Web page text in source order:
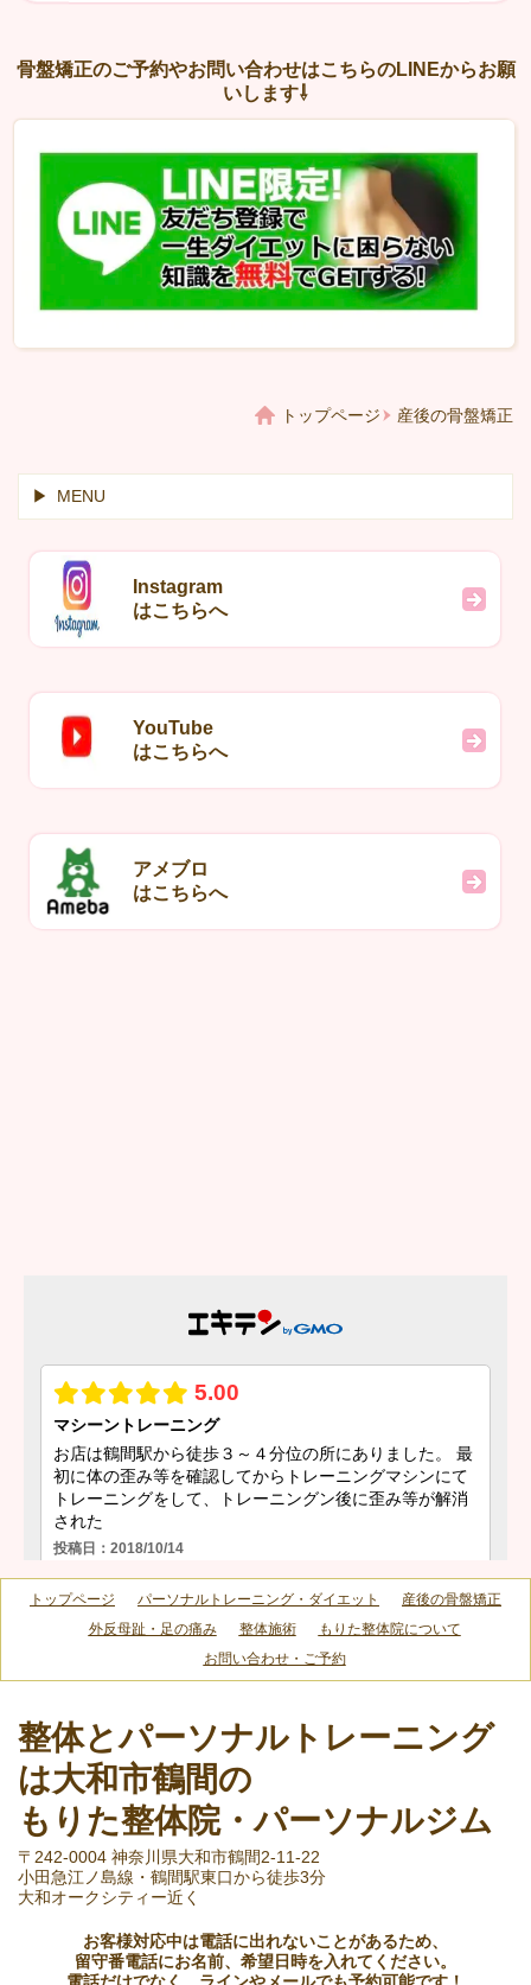
骨盤矯正のご予約やお問い合わせはこちらのLINEからお願
いします⇩
トップページ 産後の骨盤矯正
MENU
Instagram
はこちらへ
YouTube
はこちらへ
アメブロ
はこちらへ
トップページ パーソナルトレーニング・ダイエット
産後の骨盤矯正
外反母趾・足の痛み
整体施術
もりた整体院について
お問い合わせ・ご予約
整体とパーソナルトレーニング
は大和市鶴間の
もりた整体院・パーソナルジム
〒242-0004 神奈川県大和市鶴間2-11-22
小田急江ノ島線・鶴間駅東口から徒歩3分
大和オークシティー近く
お客様対応中は電話に出れないことがあるため、
留守番電話にお名前、希望日時を入れてください。